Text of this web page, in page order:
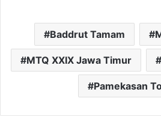
Baddrut Tamam
MTQ XXIX Jawa Timur
Pamekasan